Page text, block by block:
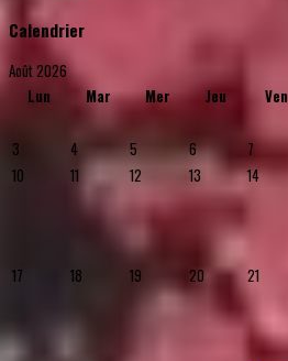
Calendrier
Août 2026
Lun
Mar Mer Jeu Ven
3
4 5 6 7
10
11 12 13 14
17 18 19 20 21